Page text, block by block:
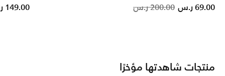
Price 200.00 ر.س to
69.00 ر.س
from
149.00 ر.س
منتجات شاهدتها مؤخرًا